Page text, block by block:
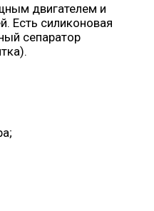
двигателем и
Есть силиконовая
сепаратор